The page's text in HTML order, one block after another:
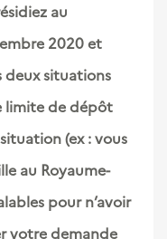
au
2020 et
deux situations
limite de dépôt
(ex : vous
au Royaume-
pour n’avoir
votre demande